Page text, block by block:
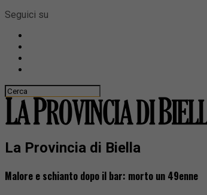
Seguici su
La Provincia di Biella
Malore e schianto dopo il bar: morto un 49enne